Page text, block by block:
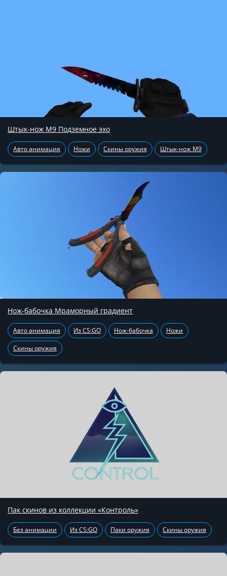
Штык-нож М9 Подземное эхо
Авто анимация Ножи Скины оружия Штык-нож М9
Нож-бабочка Мраморный градиент
Авто анимация Из CS:GO Нож-бабочка Ножи
Скины оружия
Пак скинов из коллекции «Контроль»
Без анимации Из CS:GO Паки оружия Скины оружия